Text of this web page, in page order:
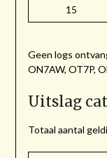
15
Geen logs
ON7AW, OT7P,
Uitslag
Totaal aantal